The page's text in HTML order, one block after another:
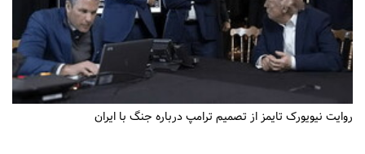
روایت نیویورک تایمز از تصمیم ترامپ درباره جنگ با ایران